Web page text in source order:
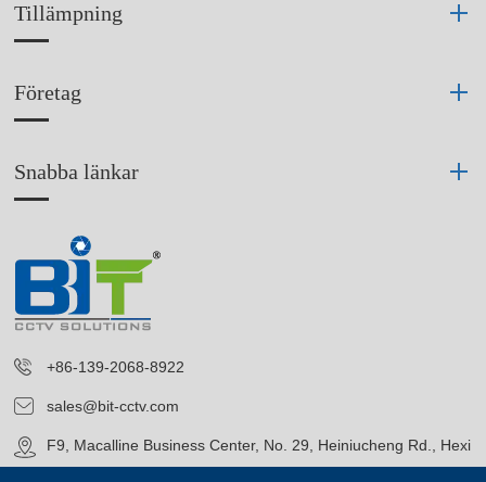
Tillämpning
Företag
Snabba länkar
+86-139-2068-8922
sales@bit-cctv.com
F9, Macalline Business Center, No. 29, Heiniucheng Rd., Hexi